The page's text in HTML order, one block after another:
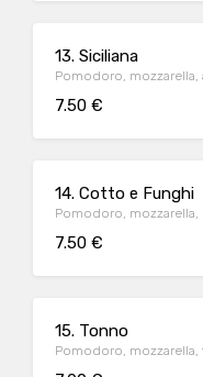
13. Siciliana
Pomodoro,
7.50 €
14. Cotto e Funghi
Pomodoro,
7.50 €
15. Tonno
Pomodoro, mozzarella,